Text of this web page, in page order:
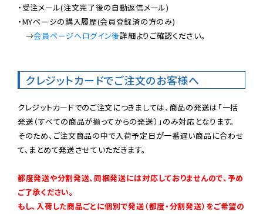
・受注メール(注文完了後の自動返信メール)
・MYページの購入履歴(会員登録済の方のみ)
→会員ページへログイン後詳細よりご確認ください。
クレジットカードでご注文のお客様へ
クレジットカードでのご注文につきましては、商品の発送は「一括
発送（すべての商品が揃ってからの発送）」のみ対応となります。
そのため、ご注文商品の中で入荷予定日が一番遅い商品に合わせ
て、まとめて発送させていただきます。
都度発送や分割発送、同梱発送には対応しておりませんので、予め
ご了承ください。
もし、入荷した商品ごとに個別で発送（都度・分割発送）をご希望の